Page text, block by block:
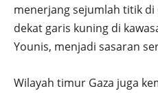
menerjang sejumlah titik di
dekat garis kuning di
Younis, menjadi sasaran
Wilayah timur Gaza juga